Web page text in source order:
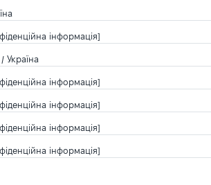
інформація]
/ Україна
інформація]
інформація]
інформація]
інформація]